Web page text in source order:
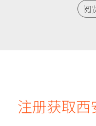
阅
注册获取西